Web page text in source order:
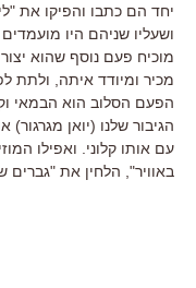
יחד הם כתבו והפיקו את
ושעליו שניהם היו
מוכיח פעם נוסף שהוא
מכיר ומיודד איתה, ולתת
הפעם הסלוב הוא הבמאי
הגיבור שלנו (יואן
עם אותו קלוני. ואפילו
באוויר", הלחין את "גברים